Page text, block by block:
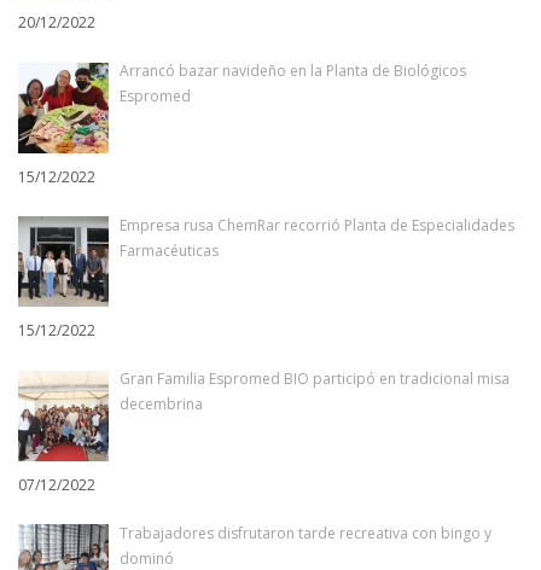
20/12/2022
Arrancó bazar navideño en la Planta de Biológicos
Espromed
15/12/2022
Empresa rusa ChemRar recorrió Planta de Especialidades
Farmacéuticas
15/12/2022
Gran Familia Espromed BIO participó en tradicional misa
decembrina
07/12/2022
Trabajadores disfrutaron tarde recreativa con bingo y
dominó